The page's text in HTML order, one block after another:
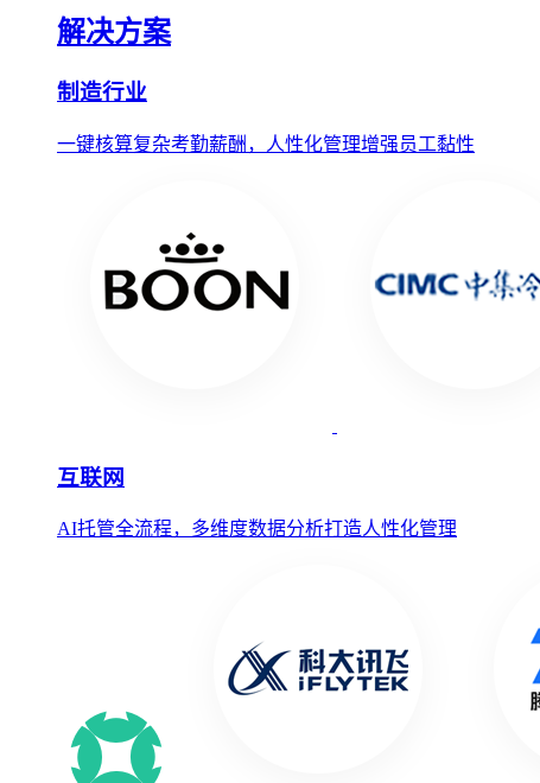
解决方案
制造行业
一键核算复杂考勤薪酬，人性化管理增强员工黏性
互联网
AI托管全流程，多维度数据分析打造人性化管理